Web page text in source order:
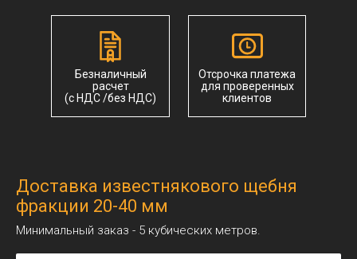
Безналичный
расчет
(с НДС /без НДС)
Отсрочка платежа
для проверенных
клиентов
Доставка известнякового щебня
фракции 20-40 мм
Минимальный заказ - 5 кубических метров.
Надежный поставщик
и Ленинградской области
ИНН: 7842199534
Строительные
материалы
Грунт
ЩПС
Мраморная крошка
Гравий
Природный камень
Пескосоль
Противогололедные
реагенты
Главная
Контакты
Карьеры
Отзывы
Доставка
О компании